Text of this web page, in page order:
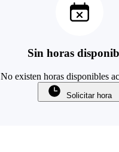
Sin horas
No existen horas disponibles
Solicitar hora